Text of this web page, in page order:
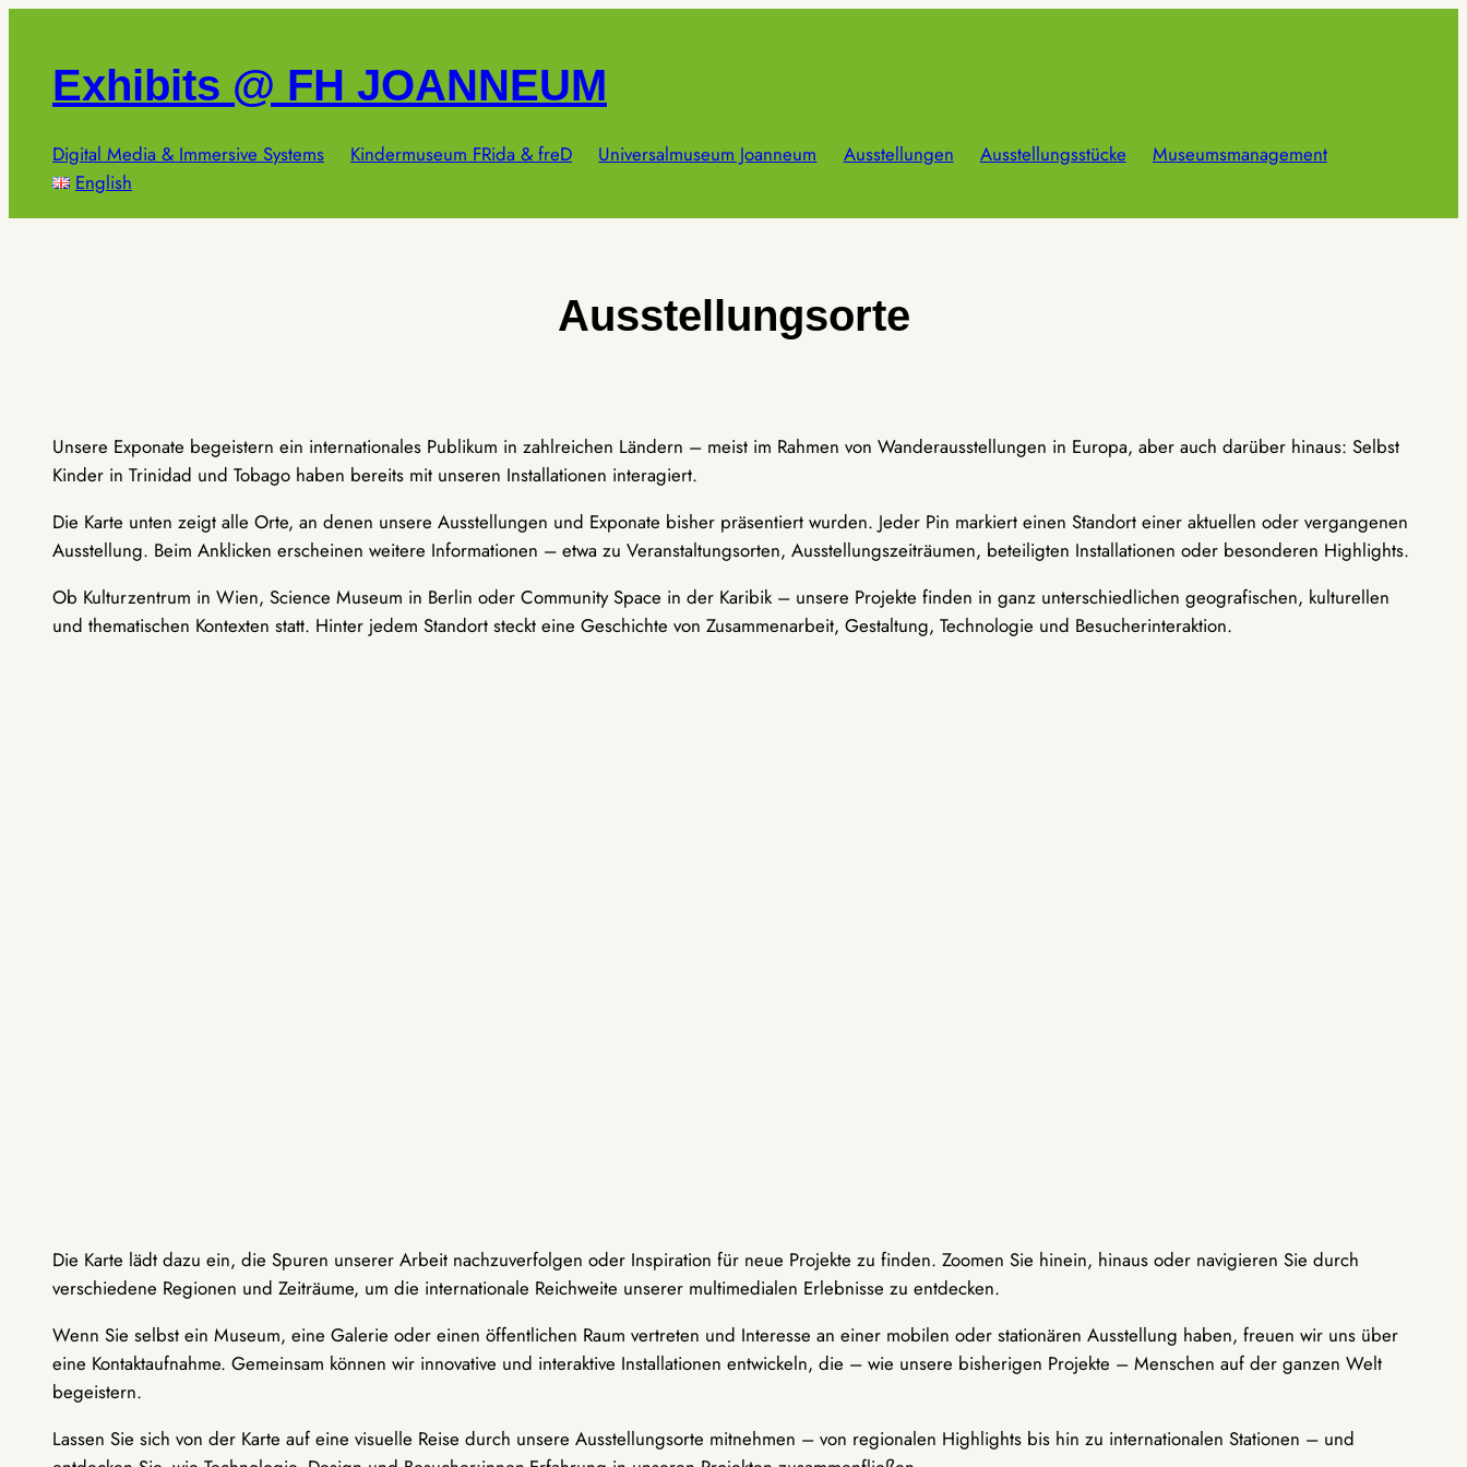
springenExhibits @ FH JOANNEUM
Digital Media & Immersive Systems Kindermuseum FRida & freD Universalmuseum Joanneum Ausstellungen Ausstellungsstücke
Museumsmanagement
English
Ausstellungsorte
Unsere Exponate begeistern ein internationales Publikum in zahlreichen Ländern – meist im Rahmen von Wanderausstellungen in Europa, aber auch darüber hinaus: Selbst
Kinder in Trinidad und Tobago haben bereits mit unseren Installationen interagiert.
Die Karte unten zeigt alle Orte, an denen unsere Ausstellungen und Exponate bisher präsentiert wurden. Jeder Pin markiert einen Standort einer aktuellen oder vergangenen
Ausstellung. Beim Anklicken erscheinen weitere Informationen – etwa zu Veranstaltungsorten, Ausstellungszeiträumen, beteiligten Installationen oder besonderen Highlights.
Ob Kulturzentrum in Wien, Science Museum in Berlin oder Community Space in der Karibik – unsere Projekte finden in ganz unterschiedlichen geografischen, kulturellen
und thematischen Kontexten statt. Hinter jedem Standort steckt eine Geschichte von Zusammenarbeit, Gestaltung, Technologie und Besucherinteraktion.
Die Karte lädt dazu ein, die Spuren unserer Arbeit nachzuverfolgen oder Inspiration für neue Projekte zu finden. Zoomen Sie hinein, hinaus oder navigieren Sie durch
verschiedene Regionen und Zeiträume, um die internationale Reichweite unserer multimedialen Erlebnisse zu entdecken.
Wenn Sie selbst ein Museum, eine Galerie oder einen öffentlichen Raum vertreten und Interesse an einer mobilen oder stationären Ausstellung haben, freuen wir uns über
eine Kontaktaufnahme. Gemeinsam können wir innovative und interaktive Installationen entwickeln, die – wie unsere bisherigen Projekte – Menschen auf der ganzen Welt
begeistern.
Lassen Sie sich von der Karte auf eine visuelle Reise durch unsere Ausstellungsorte mitnehmen – von regionalen Highlights bis hin zu internationalen Stationen – und